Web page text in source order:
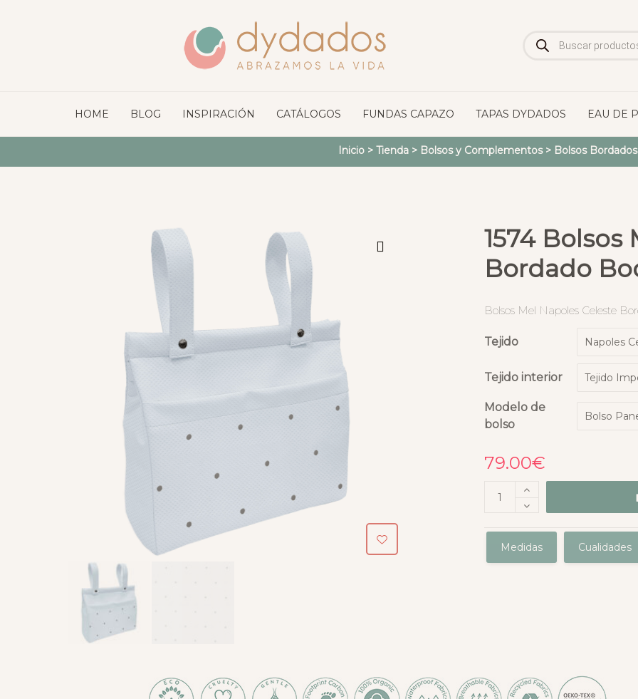
de
productos
HOME BLOG INSPIRACIÓN CATÁLOGOS FUNDAS CAPAZO TAPAS DYDADOS EAU DE
Inicio> Tienda> Bolsos y Complementos> Bolsos Bordados
1574 Bolsos
Bordado
Bolsos Mel Napoles Celeste
Tejido
Tejido interior
Modelo de
bolso
79.00€
Medidas Cualidades